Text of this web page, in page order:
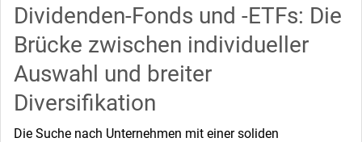
Dividenden-Fonds und -ETFs: Die
Brücke zwischen individueller
Auswahl und breiter
Diversifikation
Die Suche nach Unternehmen mit einer soliden